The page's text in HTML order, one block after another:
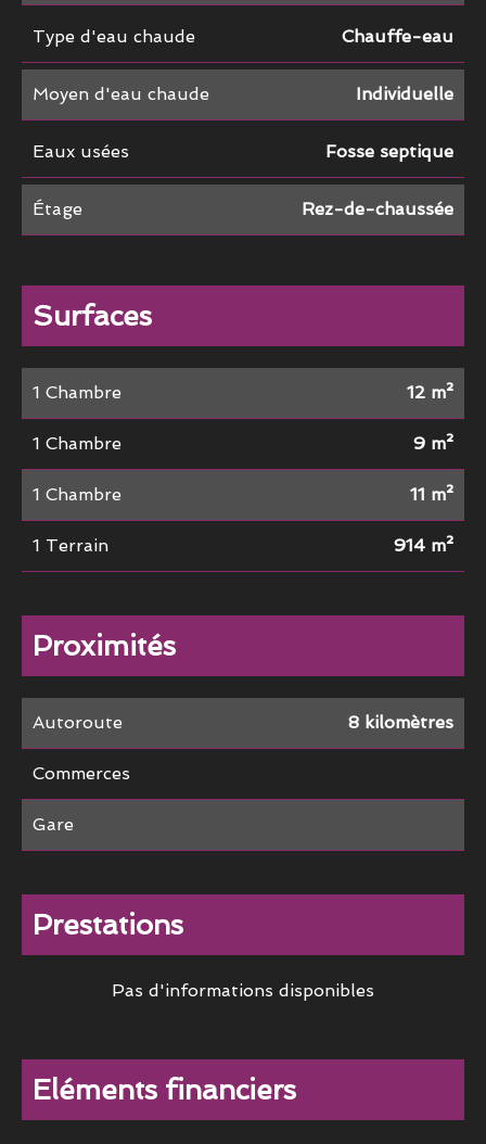
Type d'eau chaude Chauffe-eau
Moyen d'eau chaude Individuelle
Eaux usées Fosse septique
Étage Rez-de-chaussée
Surfaces
1 Chambre 12 m²
1 Chambre 9 m²
1 Chambre 11 m²
1 Terrain 914 m²
Proximités
Autoroute 8 kilomètres
Commerces
Gare
Prestations
Pas d'informations disponibles
Eléments financiers